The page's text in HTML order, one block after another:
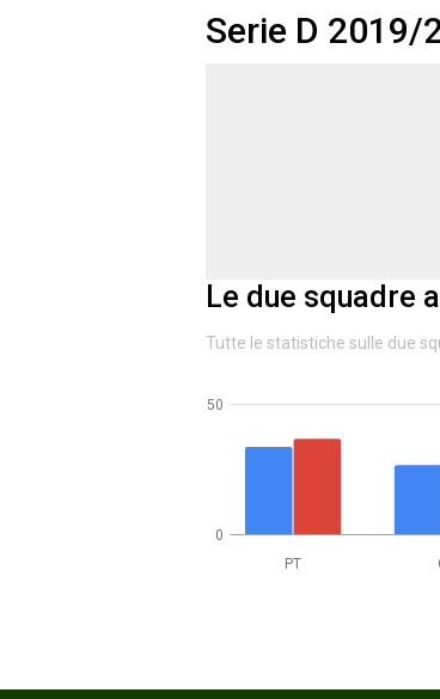
Serie D 2019/
Le due squadre
Tutte le statistiche sulle due
PT
0
50